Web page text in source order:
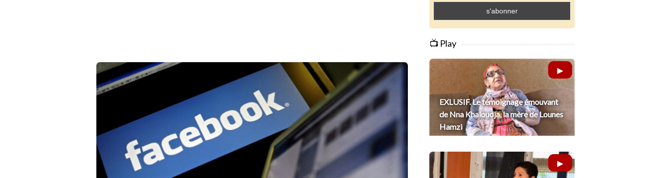
📺 Play
EXLUSIF. Le témoignage émouvant
de Nna Khaloudja, la mère de Lounes
Hamzi